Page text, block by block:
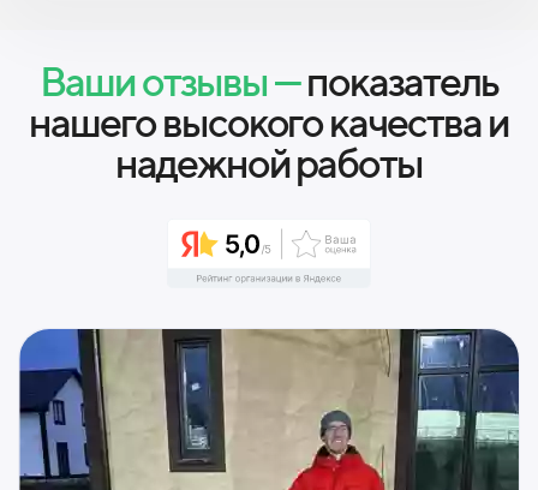
Ваши отзывы —показатель
нашего высокого качества и
надежной работы